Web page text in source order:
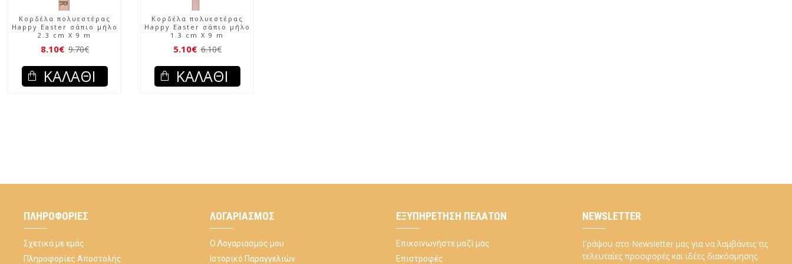
Κορδέλα πολυεστέρας
Happy Easter σάπιο μήλο
2.3 cm X 9 m
8.10€ 9.70€
ΚΑΛΆΘΙ
Κορδέλα πολυεστέρας
Happy Easter σάπιο μήλο
1.3 cm X 9 m
5.10€ 6.10€
ΚΑΛΆΘΙ
ΠΛΗΡΟΦΟΡΊΕΣ
Σχετικά με εμάς
Πληροφορίες Αποστολής
ΛΟΓΑΡΙΑΣΜΌΣ
Ο Λογαριασμός μου
Ιστορικό Παραγγελιών
ΕΞΥΠΗΡΈΤΗΣΗ ΠΕΛΑΤΏΝ
Επικοινωνήστε μαζί μας
Επιστροφές
NEWSLETTER
Γράψου στο Newsletter μας για να λαμβάνεις τις
τελευταίες προσφορές και ιδέες διακόσμησης.